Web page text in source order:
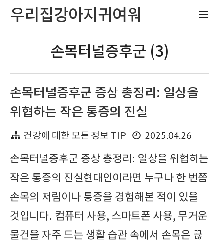
우리집강아지귀여워
손목터널증후군 (3)
손목터널증후군 증상 총정리: 일상을
위협하는 작은 통증의 진실
건강에 대한 모든 정보 TIP
2025.04.26
손목터널증후군 증상 총정리: 일상을 위협하는
작은 통증의 진실현대인이라면 누구나 한 번쯤
손목의 저림이나 통증을 경험해본 적이 있을
것입니다. 컴퓨터 사용, 스마트폰 사용, 무거운
물건을 자주 드는 생활 습관 속에서 손목은 끊